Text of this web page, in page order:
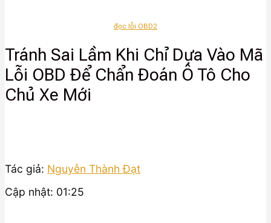
đọc lỗi OBD2
Tránh Sai Lầm Khi Chỉ Dựa Vào Mã
Lỗi OBD Để Chẩn Đoán Ô Tô Cho
Chủ Xe Mới
Tác giả: Nguyễn Thành Đạt
Cập nhật: 01:25